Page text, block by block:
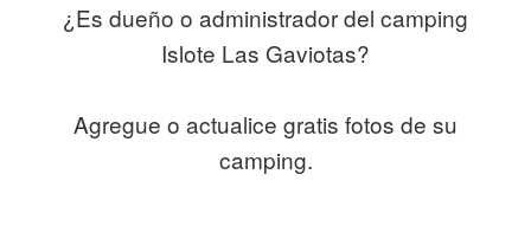
¿Es dueño o administrador del camping
Islote Las Gaviotas?
Agregue o actualice gratis fotos de su
camping.